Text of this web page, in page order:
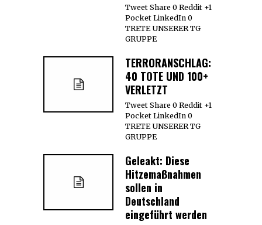
Tweet Share 0 Reddit +1
Pocket LinkedIn 0
TRETE UNSERER TG
GRUPPE
TERRORANSCHLAG:
40 TOTE UND 100+
VERLETZT
Tweet Share 0 Reddit +1
Pocket LinkedIn 0
TRETE UNSERER TG
GRUPPE
Geleakt: Diese
Hitzemaßnahmen
sollen in
Deutschland
eingeführt werden